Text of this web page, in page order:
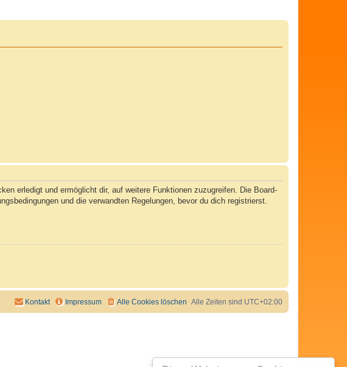
erledigt und ermöglicht dir, auf weitere Funktionen zuzugreifen. Die Board-
und die verwandten Regelungen, bevor du dich registrierst.
Alle Zeiten sind UTC+02:00
Alle Cookies löschen
Impressum
Kontakt